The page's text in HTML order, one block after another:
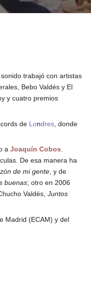
trabajó con artistas
Bebo Valdés y El
y cuatro premios
de Londres, donde
a Joaquín Cobos.
De esa manera ha
de mi gente, y de
buenas; otro en 2006
Valdés, Juntos
Madrid (ECAM) y del